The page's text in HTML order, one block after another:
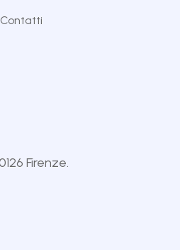
Contatti
Firenze.